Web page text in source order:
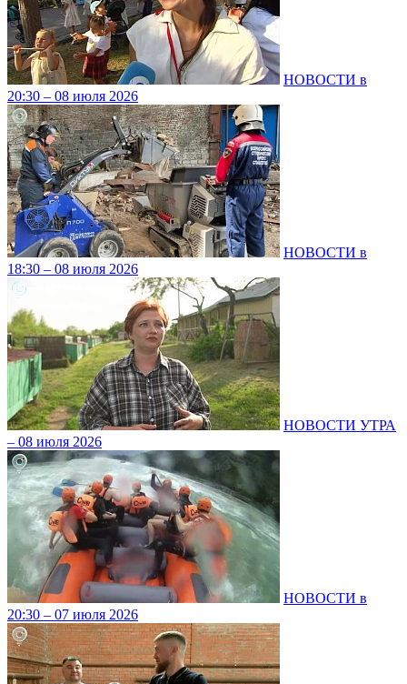
НОВОСТИ в
20:30 – 08 июля 2026
НОВОСТИ в
18:30 – 08 июля 2026
НОВОСТИ УТРА
– 08 июля 2026
НОВОСТИ в
20:30 – 07 июля 2026